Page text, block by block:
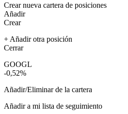
Crear nueva cartera de posiciones
Añadir
Crear
+ Añadir otra posición
Cerrar
GOOGL
-0,52%
Añadir/Eliminar de la cartera
Añadir a mi lista de seguimiento